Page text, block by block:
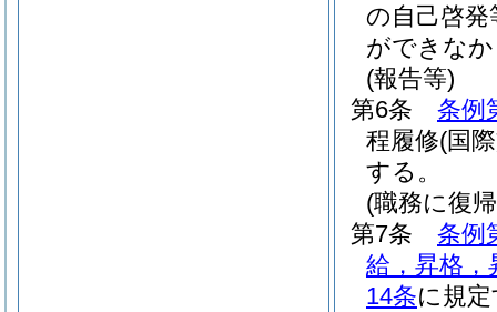
の自己啓
ができな
(報告等)
第6条
条例
程履修(国
する。
(職務に復
第7条
条例
給，昇格，
14条に規